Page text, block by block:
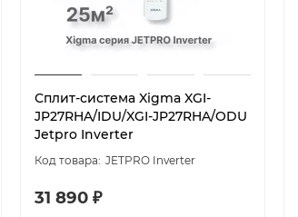
Сплит-система Xigma XGI-
JP27RHA/IDU/XGI-JP27RHA/ODU
Jetpro Inverter
JETPRO Inverter
31 890 ₽